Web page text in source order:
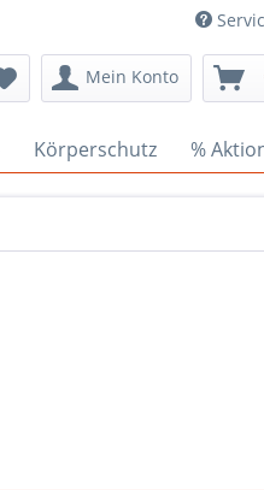
Mein Konto
Körperschutz %